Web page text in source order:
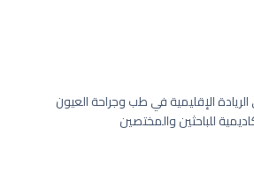
الإقليمية في طب وجراحة العيون
للباحثين والمختصين